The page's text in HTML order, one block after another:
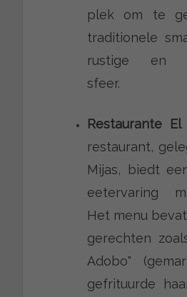
plek om te
traditionele
rustige en
sfeer.
Restaurante El
restaurant,
Mijas, biedt
eetervaring
Het menu
gerechten
Adobo"
gefrituurde